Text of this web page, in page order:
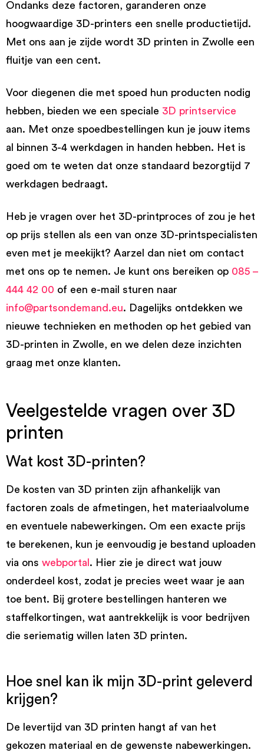
Ondanks deze factoren, garanderen onze
hoogwaardige 3D-printers een snelle productietijd.
Met ons aan je zijde wordt 3D printen in Zwolle een
fluitje van een cent.
Voor diegenen die met spoed hun producten nodig
hebben, bieden we een speciale 3D printservice
aan. Met onze spoedbestellingen kun je jouw items
al binnen 3-4 werkdagen in handen hebben. Het is
goed om te weten dat onze standaard bezorgtijd 7
werkdagen bedraagt.
Heb je vragen over het 3D-printproces of zou je het
op prijs stellen als een van onze 3D-printspecialisten
even met je meekijkt? Aarzel dan niet om contact
met ons op te nemen. Je kunt ons bereiken op 085 –
444 42 00 of een e-mail sturen naar
info@partsondemand.eu. Dagelijks ontdekken we
nieuwe technieken en methoden op het gebied van
3D-printen in Zwolle, en we delen deze inzichten
graag met onze klanten.
Veelgestelde vragen over 3D
printen
Wat kost 3D-printen?
De kosten van 3D printen zijn afhankelijk van
factoren zoals de afmetingen, het materiaalvolume
en eventuele nabewerkingen. Om een exacte prijs
te berekenen, kun je eenvoudig je bestand uploaden
via ons webportal . Hier zie je direct wat jouw
onderdeel kost, zodat je precies weet waar je aan
toe bent. Bij grotere bestellingen hanteren we
staffelkortingen, wat aantrekkelijk is voor bedrijven
die seriematig willen laten 3D printen.
Hoe snel kan ik mijn 3D-print geleverd
krijgen?
De levertijd van 3D printen hangt af van het
gekozen materiaal en de gewenste nabewerkingen.